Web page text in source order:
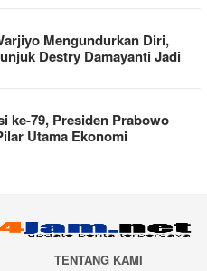
Mengundurkan Diri,
Destry Damayanti Jadi
ke-79, Presiden Prabowo
Utama Ekonomi
TENTANG KAMI